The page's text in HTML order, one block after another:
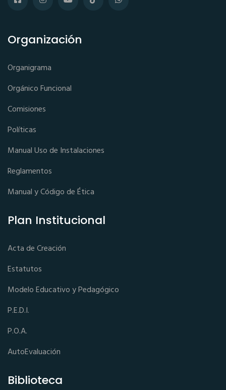
Organización
Organigrama
Orgánico Funcional
Comisiones
Políticas
Manual Uso de Instalaciones
Reglamentos
Manual y Código de Ética
Plan Institucional
Acta de Creación
Estatutos
Modelo Educativo y Pedagógico
P.E.D.I.
P.O.A.
AutoEvaluación
Biblioteca